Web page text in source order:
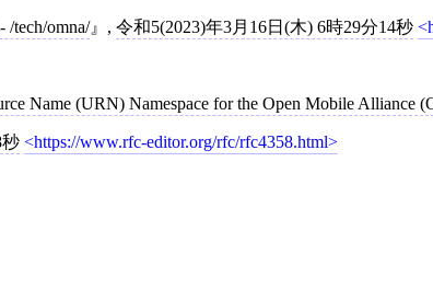
/tech/omna/ , 令和5(2023)年3月16日(木) 6時29分14秒
Name (URN) Namespace for the Open Mobile Alliance
秒 https://www.rfc-editor.org/rfc/rfc4358.html